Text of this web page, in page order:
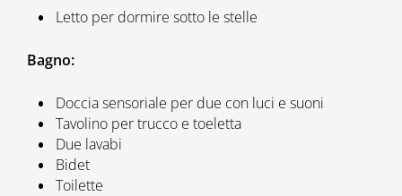
Letto per dormire sotto le stelle
Bagno:
Doccia sensoriale per due con luci e suoni
Tavolino per trucco e toeletta
Due lavabi
Bidet
Toilette